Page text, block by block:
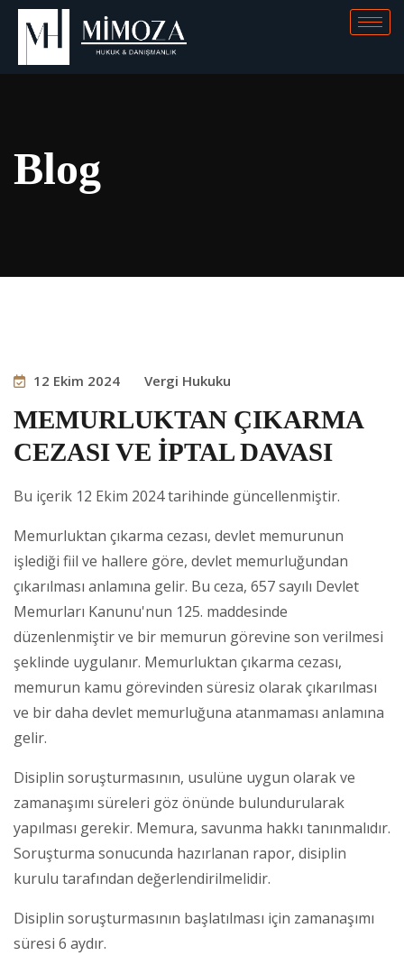
Blog
12 Ekim 2024 Vergi Hukuku
MEMURLUKTAN ÇIKARMA
CEZASI VE İPTAL DAVASI
Bu içerik 12 Ekim 2024 tarihinde güncellenmiştir.
Memurluktan çıkarma cezası, devlet memurunun
işlediği fiil ve hallere göre, devlet memurluğundan
çıkarılması anlamına gelir. Bu ceza, 657 sayılı Devlet
Memurları Kanunu'nun 125. maddesinde
düzenlenmiştir ve bir memurun görevine son verilmesi
şeklinde uygulanır. Memurluktan çıkarma cezası,
memurun kamu görevinden süresiz olarak çıkarılması
ve bir daha devlet memurluğuna atanmaması anlamına
gelir.
Disiplin soruşturmasının, usulüne uygun olarak ve
zamanaşımı süreleri göz önünde bulundurularak
yapılması gerekir. Memura, savunma hakkı tanınmalıdır.
Soruşturma sonucunda hazırlanan rapor, disiplin
kurulu tarafından değerlendirilmelidir.
Disiplin soruşturmasının başlatılması için zamanaşımı
süresi 6 aydır.